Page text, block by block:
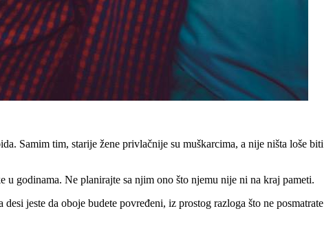
Samim tim, starije žene privlačnije su muškarcima, a nije ništa loše biti
u godinama. Ne planirajte sa njim ono što njemu nije ni na kraj pameti.
jeste da oboje budete povređeni, iz prostog razloga što ne posmatrate